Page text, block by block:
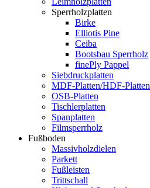
Sperrholzplatten
Birke
Elliotis Pine
Ceiba
Bootsbau Sperrholz
finePly Pappel
Siebdruckplatten
MDF-Platten/HDF-Platten
OSB-Platten
Tischlerplatten
Spanplatten
Filmsperrholz
Fußboden
Massivholzdielen
Parkett
Fußleisten
Trittschall